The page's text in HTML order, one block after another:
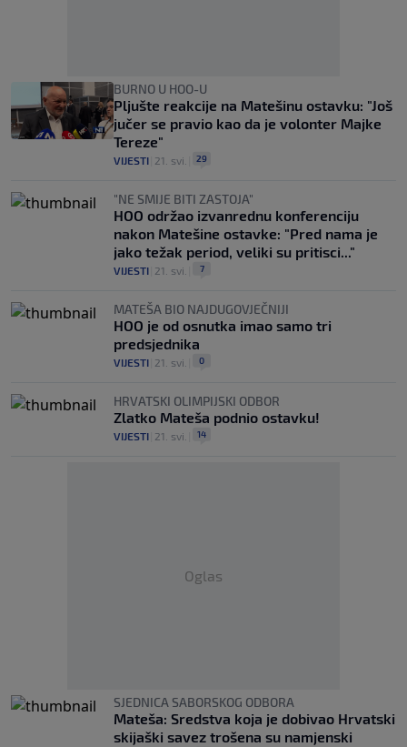
BURNO U HOO-U
Pljušte reakcije na Matešinu ostavku: "Još
jučer se pravio kao da je volonter Majke
Tereze"
VIJESTI 21. svi. 29
"NE SMIJE BITI ZASTOJA"
HOO održao izvanrednu konferenciju
nakon Matešine ostavke: "Pred nama je
jako težak period, veliki su pritisci..."
VIJESTI 21. svi. 7
MATEŠA BIO NAJDUGOVJEČNIJI
HOO je od osnutka imao samo tri
predsjednika
VIJESTI 21. svi. 0
HRVATSKI OLIMPIJSKI ODBOR
Zlatko Mateša podnio ostavku!
VIJESTI 21. svi. 14
Oglas
SJEDNICA SABORSKOG ODBORA
Mateša: Sredstva koja je dobivao Hrvatski
skijaški savez trošena su namjenski